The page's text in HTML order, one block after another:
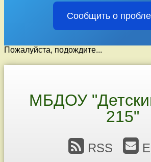
Сообщить о
Пожалуйста, подождите...
МБДОУ
215"
RSS